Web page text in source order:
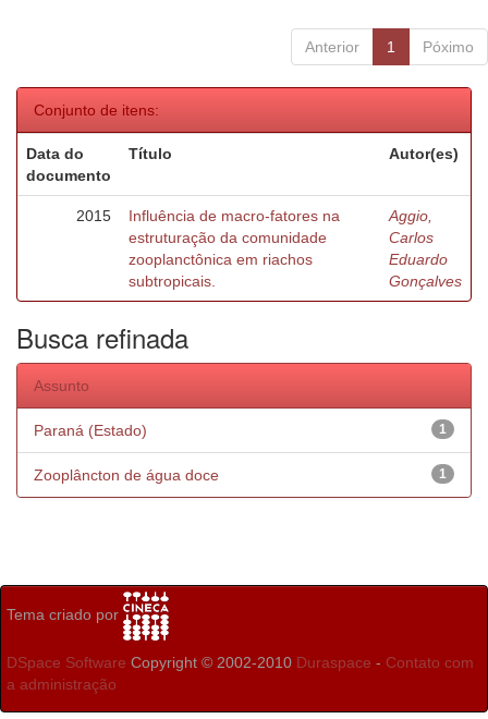
Anterior 1 Póximo
Conjunto de itens:
Data do
documento
Título Autor(es)
2015
Influência de macro-fatores na
estruturação da comunidade
zooplanctônica em riachos
subtropicais.
Aggio,
Carlos
Eduardo
Gonçalves
Busca refinada
Assunto
1
Paraná (Estado)
1
Zooplâncton de água doce
Tema criado por
DSpace Software Copyright © 2002-2010 Duraspace - Contato com
a administração